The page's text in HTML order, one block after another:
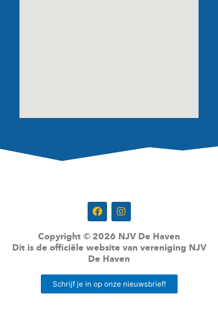
F
a
e
b
o
o
k
I
n
t
a
g
r
a
m
Copyright © 2026 NJV De Haven
Dit is de officiële website van vereniging NJV
De Haven
Schrijf je in op onze nieuwsbrief!